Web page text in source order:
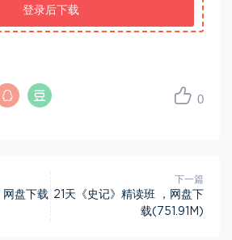
登录后下载
0
网盘下载
下一篇
21天《史记》精读班 ，网盘下
载(751.91M)